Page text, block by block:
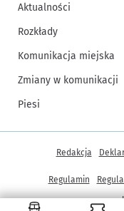
Aktualności
Rozkłady
Komunikacja miejska
Zmiany w komunikacji
Piesi
Inne
Redakcja
Regulamin